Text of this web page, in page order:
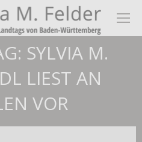
SYLVIA M.
LIEST AN
VOR